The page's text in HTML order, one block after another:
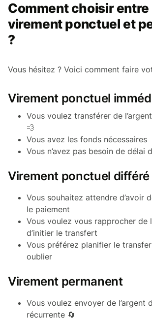
Comment choisir entre
virement ponctuel et
?
Vous hésitez ? Voici comment faire
Virement ponctuel
Vous voulez transférer de
💨
Vous avez les fonds nécessaires
Vous n’avez pas besoin de délai
Virement ponctuel différé
Vous souhaitez attendre d’avoir
le paiement
Vous voulez vous rapprocher de
d’initier le transfert
Vous préférez planifier le
oublier
Virement permanent
Vous voulez envoyer de l’argent
récurrente 🔄